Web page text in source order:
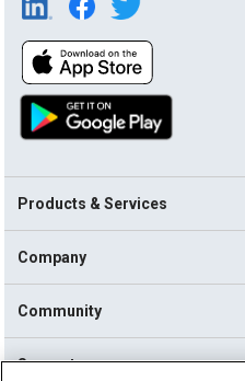
Products & Services
Company
Community
Support